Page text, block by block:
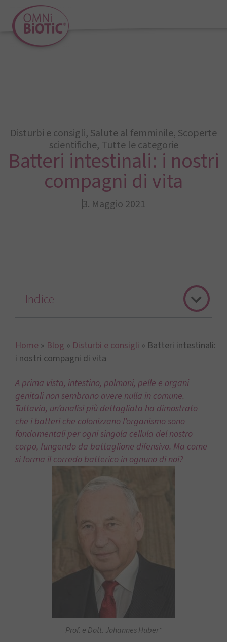
Disturbi e consigli, Salute al femminile, Scoperte
scientifiche, Tutte le categorie
Batteri intestinali: i nostri
compagni di vita
3. Maggio 2021
Home » Blog » Disturbi e consigli » Batteri intestinali:
i nostri compagni di vita
A prima vista, intestino, polmoni, pelle e organi
genitali non sembrano avere nulla in comune.
Tuttavia, un’analisi più dettagliata ha dimostrato
che i batteri che colonizzano l’organismo sono
fondamentali per ogni singola cellula del nostro
corpo, fungendo da battaglione difensivo. Ma come
si forma il corredo batterico in ognuno di noi?
Prof. e Dott. Johannes Huber*
Indice